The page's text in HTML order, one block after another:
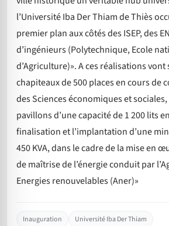
l’Université Iba Der Thiam de Thiès
premier plan aux côtés des ISEP, des
d’ingénieurs (Polytechnique, Ecole
d’Agriculture)». A ces réalisations vont
chapiteaux de 500 places en cours de
des Sciences économiques et
pavillons d’une capacité de 1 200 lits
finalisation et l’implantation d’une
450 KVA, dans le cadre de la mise en
de maîtrise de l’énergie conduit par
Energies renouvelables (Aner)»
Inauguration Université Iba Der Thiam